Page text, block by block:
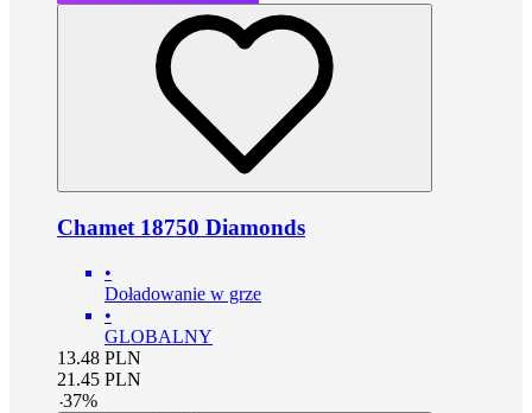
Chamet 18750 Diamonds
•
Doładowanie w grze
•
GLOBALNY
13.48 PLN
21.45 PLN
-37%